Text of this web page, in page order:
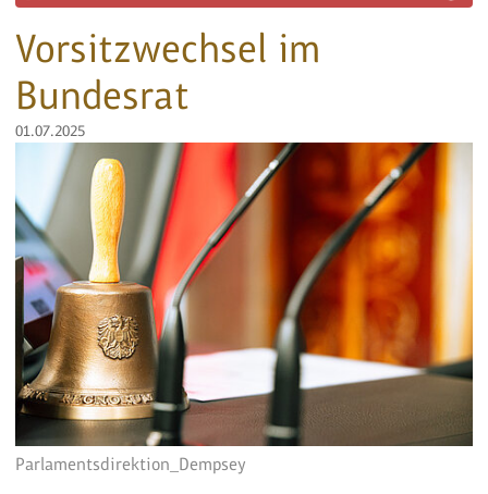
Vorsitzwechsel im
Bundesrat
01.07.2025
Parlamentsdirektion_Dempsey